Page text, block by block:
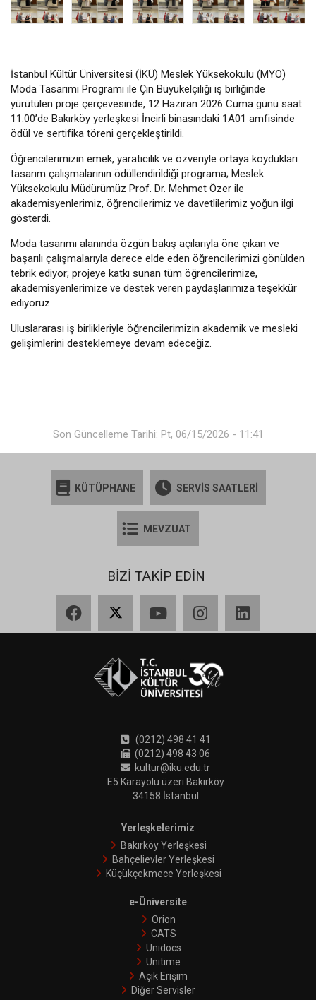
İstanbul Kültür Üniversitesi (İKÜ) Meslek Yüksekokulu (MYO)
Moda Tasarımı Programı ile Çin Büyükelçiliği iş birliğinde
yürütülen proje çerçevesinde, 12 Haziran 2026 Cuma günü saat
11.00’de Bakırköy yerleşkesi İncirli binasındaki 1A01 amfisinde
ödül ve sertifika töreni gerçekleştirildi.
Öğrencilerimizin emek, yaratıcılık ve özveriyle ortaya koydukları
tasarım çalışmalarının ödüllendirildiği programa; Meslek
Yüksekokulu Müdürümüz Prof. Dr. Mehmet Özer ile
akademisyenlerimiz, öğrencilerimiz ve davetlilerimiz yoğun ilgi
gösterdi.
Moda tasarımı alanında özgün bakış açılarıyla öne çıkan ve
başarılı çalışmalarıyla derece elde eden öğrencilerimizi gönülden
tebrik ediyor; projeye katkı sunan tüm öğrencilerimize,
akademisyenlerimize ve destek veren paydaşlarımıza teşekkür
ediyoruz.
Uluslararası iş birlikleriyle öğrencilerimizin akademik ve mesleki
gelişimlerini desteklemeye devam edeceğiz.
Son Güncelleme Tarihi: Pt, 06/15/2026 - 11:41
KÜTÜPHANE SERVİS SAATLERİ
MEVZUAT
BİZİ TAKİP EDİN
(0212) 498 41 41
(0212) 498 43 06
kultur@iku.edu.tr
E5 Karayolu üzeri Bakırköy
34158 İstanbul
Yerleşkelerimiz
Bakırköy Yerleşkesi
Bahçelievler Yerleşkesi
Küçükçekmece Yerleşkesi
e-Üniversite
Orion
CATS
Unidocs
Unitime
Açık Erişim
Diğer Servisler